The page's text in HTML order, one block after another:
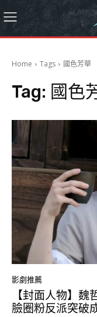
Home Tags 國色芳華
Tag: 國色
影劇推薦
【封面人物】
臉圈粉反派突破